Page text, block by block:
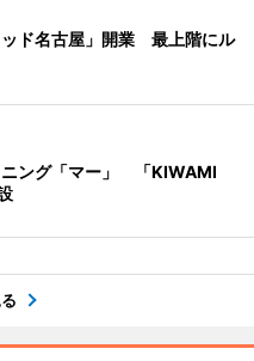
ド名古屋」開業 最上階にル
ニング「マー」 「KIWAMI